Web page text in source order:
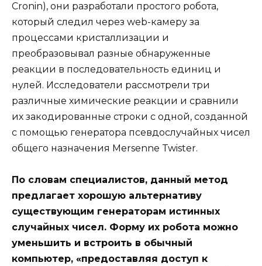
Cronin), они разработали простого робота,
который следил через web-камеру за
процессами кристаллизации и
преобразовывал разные обнаруженные
реакции в последовательность единиц и
нулей. Исследователи рассмотрели три
различные химические реакции и сравнили
их закодированные строки с одной, созданной
с помощью генератора псевдослучайных чисел
общего назначения Mersenne Twister.
По словам специалистов, данный метод
предлагает хорошую альтернативу
существующим генераторам истинных
случайных чисел. Форму их робота можно
уменьшить и встроить в обычный
компьютер, «предоставляя доступ к